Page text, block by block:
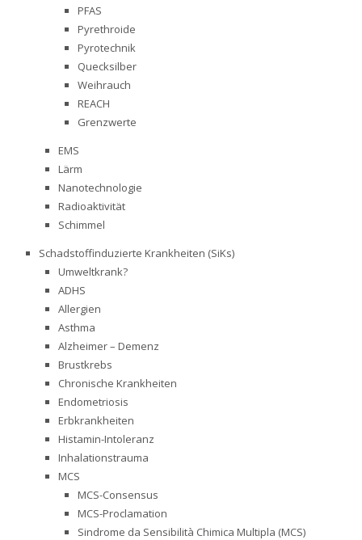
PFAS
Pyrethroide
Pyrotechnik
Quecksilber
Weihrauch
REACH
Grenzwerte
EMS
Lärm
Nanotechnologie
Radioaktivität
Schimmel
Schadstoffinduzierte Krankheiten (SiKs)
Umweltkrank?
ADHS
Allergien
Asthma
Alzheimer – Demenz
Brustkrebs
Chronische Krankheiten
Endometriosis
Erbkrankheiten
Histamin-Intoleranz
Inhalationstrauma
MCS
MCS-Consensus
MCS-Proclamation
Sindrome da Sensibilità Chimica Multipla (MCS)